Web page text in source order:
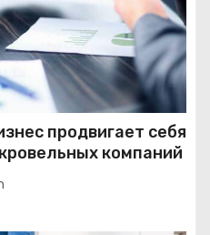
продвигает себя
компаний